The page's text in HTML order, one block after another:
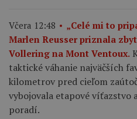
Včera 12:48
„Celé mi to
Marlen Reusser priznala
Vollering na Mont Ventoux.
taktické váhanie najväčších
kilometrov pred cieľom
vybojovala etapové víťazstvo
poradí.